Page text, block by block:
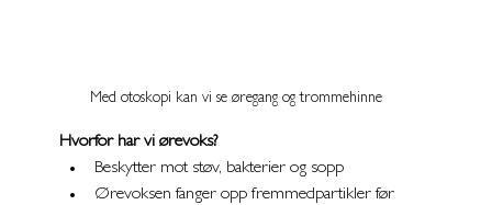
Med otoskopi kan vi se øregang og trommehinne
Hvorfor har vi ørevoks?
Beskytter mot støv, bakterier og sopp
Ørevoksen fanger opp fremmedpartikler før